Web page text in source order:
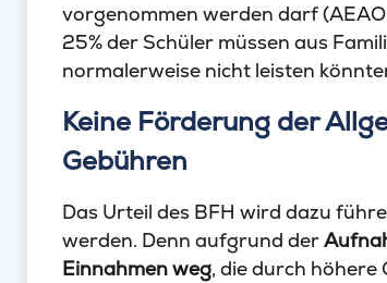
vorgenommen werden darf
25% der Schüler müssen aus
normalerweise nicht leisten
Keine Förderung der
Gebühren
Das Urteil des BFH wird dazu
werden. Denn aufgrund der
Einnahmenweg, die durch höhere